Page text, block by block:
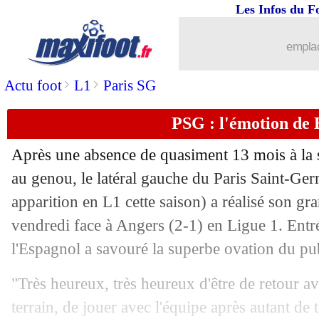
Actu foot> L1 > Paris SG
Les Infos du
PSG : l'émotion de
Après une absence de quasiment 13 mois à
au genou, le latéral gauche du Paris Saint-
apparition en L1 cette saison) a réalisé son
vendredi face à Angers (2-1) en Ligue 1.
l'Espagnol a savouré la superbe ovation du
"Très heureux, très heureux d'être de retour
terrain, de jouer avec l'équipe après autant
Chelsea : Rüdiger réclamerait une
16/10 L2: Toulouse corrige Auxerre 6-0 !
16/10 VIDEO: le missile de Mason
16/10 L1: Clermont-Lille, les compos
16/10 VIDEO : le but magique de Salah !
16/10 Liverpool: Mané dans un cercle très
Barça : Koeman tient à soutenir